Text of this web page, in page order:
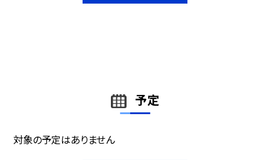
予定
対象の予定はありません